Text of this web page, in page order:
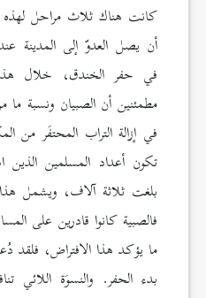
كانت هناك ثلاث مراحل لهذه
أن يصل العدوّ إلى المدينة
في حفر الخندق، خلال
مطمئنين أن الصبيان ونسبة ما
في إزالة التراب المحتفَر من
تكون أعداد المسلمين
بلغت ثلاثة آلاف، ويشمل
فالصبية كانوا قادرين على
ما يؤكد هذا الافتراض، فلقد
بدء الحفر. والنسوَة اللائي